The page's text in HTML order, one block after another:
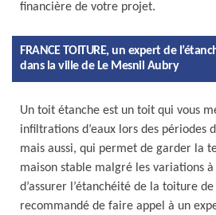
financière de votre projet.
FRANCE TOITURE, un expert de
dans la ville de Le Mesnil Aubry
Un toit étanche est un toit qui vous
infiltrations d’eaux lors des périodes
mais aussi, qui permet de garder la
maison stable malgré les variations à
d’assurer l’étanchéité de la toiture
recommandé de faire appel à un